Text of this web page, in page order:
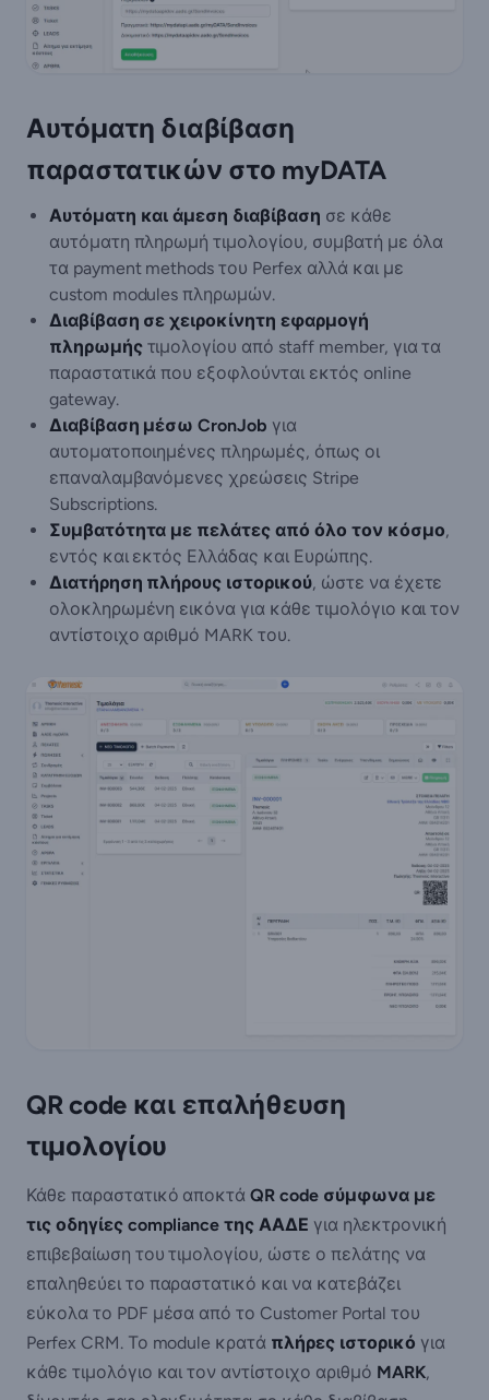
Αυτόματη διαβίβαση
παραστατικών στο myDATA
Αυτόματη και άμεση διαβίβαση σε κάθε
αυτόματη πληρωμή τιμολογίου, συμβατή με όλα
τα payment methods του Perfex αλλά και με
custom modules πληρωμών.
Διαβίβαση σε χειροκίνητη εφαρμογή
πληρωμήςτιμολογίου από staff member, για τα
παραστατικά που εξοφλούνται εκτός online
gateway.
Διαβίβαση μέσω CronJob για
αυτοματοποιημένες πληρωμές, όπως οι
επαναλαμβανόμενες χρεώσεις Stripe
Subscriptions.
Συμβατότητα με πελάτες από όλο τον κόσμο,
εντός και εκτός Ελλάδας και Ευρώπης.
Διατήρηση πλήρους ιστορικού, ώστε να έχετε
ολοκληρωμένη εικόνα για κάθε τιμολόγιο και τον
αντίστοιχο αριθμό MARK του.
QR code και επαλήθευση
τιμολογίου
Κάθε παραστατικό αποκτάQR code σύμφωνα με
τις οδηγίες compliance της ΑΑΔΕ για ηλεκτρονική
επιβεβαίωση του τιμολογίου, ώστε ο πελάτης να
επαληθεύει το παραστατικό και να κατεβάζει
εύκολα το PDF μέσα από το Customer Portal του
Perfex CRM. Το module κρατά πλήρες ιστορικό για
κάθε τιμολόγιο και τον αντίστοιχο αριθμό MARK,